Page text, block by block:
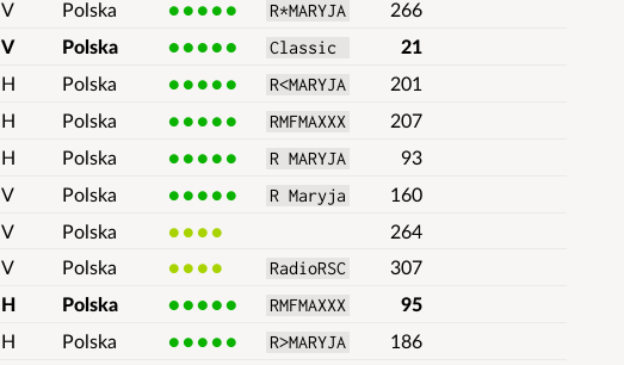
V Polska 5 R*MARYJA
266
V Polska 5 Classic
21
H Polska 5 R<MARYJA
201
H Polska 5 RMFMAXXX
207
H Polska 5 R MARYJA
93
V Polska 5 R Maryja
160
V Polska 4
264
V Polska 4 RadioRSC
307
H Polska 5 RMFMAXXX
95
H Polska 5 R>MARYJA
186